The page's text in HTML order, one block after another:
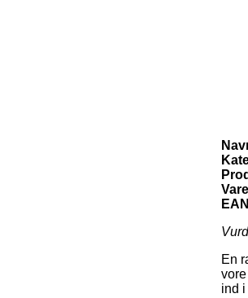
En
ind